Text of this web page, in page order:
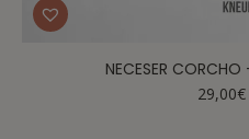
NECESER
29,00€